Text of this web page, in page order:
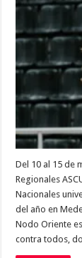
Del 10 al 15 de
Regionales
Nacionales
del año en
Nodo Oriente
contra todos,